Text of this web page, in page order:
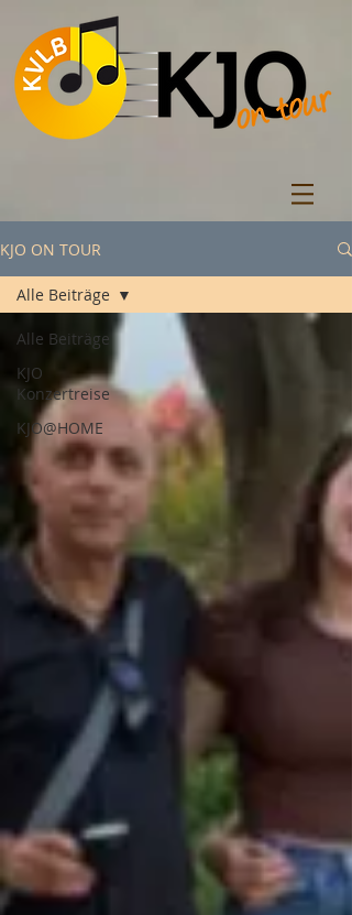
KJO ON TOUR
Alle Beiträge
KJO
Konzertreise
KJO@HOME
Alle Beiträge